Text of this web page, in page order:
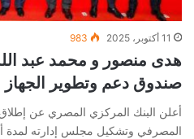
11 أكتوبر، 2025 983
هدى منصور و محمد عبد
صندوق دعم وتطوير
أعلن البنك المركزي المصري عن
المصرفي وتشكيل مجلس إدارته